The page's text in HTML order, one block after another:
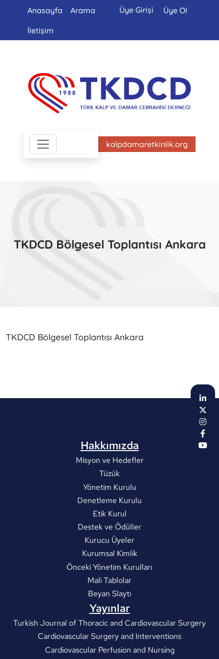
Anasayfa Arama Üye Girişi Üye Ol
İletişim
kalpdamaretkinlik.org
TKDCD Bölgesel Toplantısı Ankara
TKDCD Bölgesel Toplantısı Ankara
Hakkımızda
Misyon ve Hedefler
Tüzük
Yönetim Kurulu
Denetleme Kurulu
Etik Kurul
Destek ve Ödüller
Kurucu Üyeler
Kurumsal Kimlik
Önceki Yönetim Kurulları
Mali Tablolar
Beyan Slaytı
Yayınlar
Turkish Journal of Thoracic and Cardiovascular Surgery
Cardiovascular Surgery and Interventions
Cardiovascular Perfusion and Nursing